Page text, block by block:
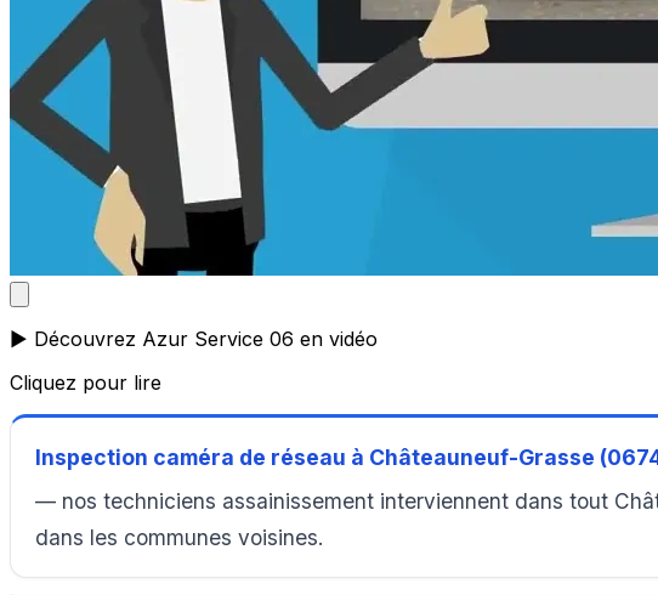
▶️ Découvrez Azur Service 06 en vidéo
Cliquez pour lire
Inspection caméra de réseau à Châteauneuf-Grasse
— nos techniciens assainissement interviennent dans tout
dans les communes voisines.